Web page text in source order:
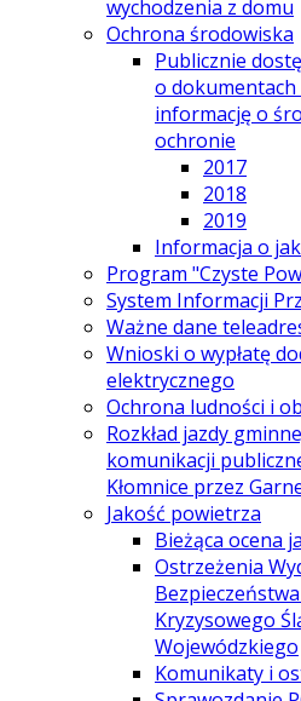
wychodzenia z domu
Ochrona środowiska
Publicznie
o dokumentach
informację o
ochronie
2017
2018
2019
Informacja o
Program "Czyste
System Informacji
Ważne dane
Wnioski o wypłatę
elektrycznego
Ochrona ludności i
Rozkład jazdy
komunikacji
Kłomnice przez
Jakość powietrza
Bieżąca ocena
Ostrzeżenia
Kryzysowego
Wojewódzkiego
Komunikaty i